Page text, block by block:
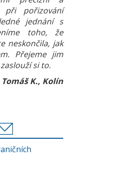
při pořizování
jednání s
toho, že
neskončila, jak
Přejeme jim
si to.
K., Kolín